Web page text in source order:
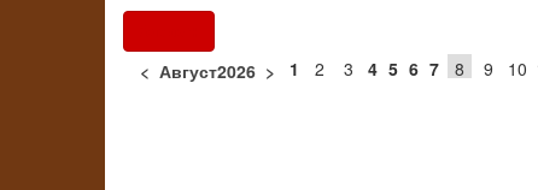
< Август2026 > 1 2 3 4 5 6 7 8 9 10